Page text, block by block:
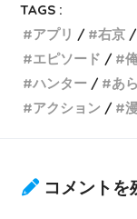
TAGS :
アプリ
右京
エピソード
ハンター
あ
アクション
コメントを